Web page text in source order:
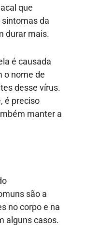
que
da
durar mais.
é causada
o nome de
desse vírus.
é preciso
manter a
são a
no corpo e na
alguns casos.